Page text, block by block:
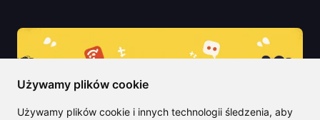
Używamy plików cookie
Używamy plików cookie i innych technologii śledzenia, aby